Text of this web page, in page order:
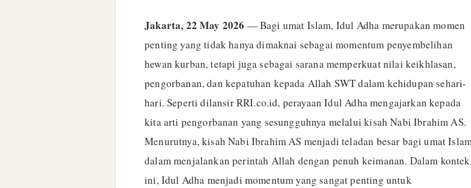
Jakarta, 22 May 2026 — Bagi umat Islam, Idul Adha merupakan momen
penting yang tidak hanya dimaknai sebagai momentum penyembelihan
hewan kurban, tetapi juga sebagai sarana memperkuat nilai keikhlasan,
pengorbanan, dan kepatuhan kepada Allah SWT dalam kehidupan sehari-
hari. Seperti dilansir RRI.co.id, perayaan Idul Adha mengajarkan kepada
kita arti pengorbanan yang sesungguhnya melalui kisah Nabi Ibrahim AS.
Menurutnya, kisah Nabi Ibrahim AS menjadi teladan besar bagi umat
dalam menjalankan perintah Allah dengan penuh keimanan. Dalam
ini, Idul Adha menjadi momentum yang sangat penting untuk